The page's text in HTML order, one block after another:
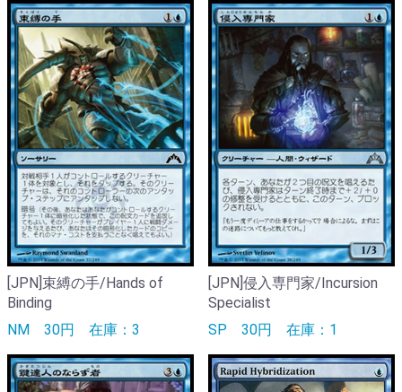
[JPN]束縛の手/Hands of
Binding
NM 30円 在庫：3
[JPN]侵入専門家/Incursion
Specialist
SP 30円 在庫：1